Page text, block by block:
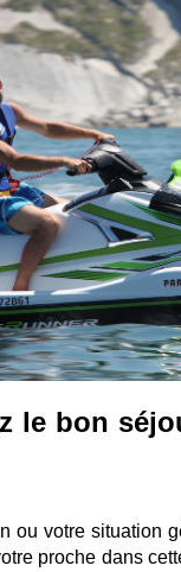
le bon
ou votre situation
proche dans